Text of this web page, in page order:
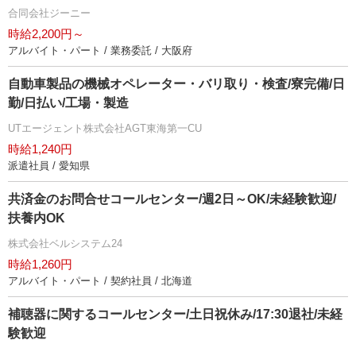
合同会社ジーニー
時給2,200円～
アルバイト・パート / 業務委託 / 大阪府
自動車製品の機械オペレーター・バリ取り・検査/寮完備/日
勤/日払い/工場・製造
UTエージェント株式会社AGT東海第一CU
時給1,240円
派遣社員 / 愛知県
共済金のお問合せコールセンター/週2日～OK/未経験歓迎/
扶養内OK
株式会社ベルシステム24
時給1,260円
アルバイト・パート / 契約社員 / 北海道
補聴器に関するコールセンター/土日祝休み/17:30退社/未経
験歓迎